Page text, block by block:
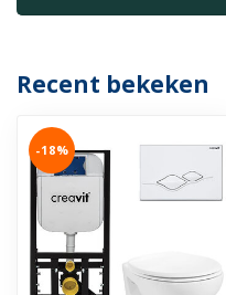
Recent bekeken
-18%